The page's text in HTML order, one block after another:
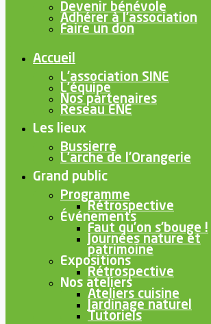
Devenir bénévole
Adhérer à l’association
Faire un don
Accueil
L’association SINE
L’équipe
Nos partenaires
Reseau ENE
Les lieux
Bussierre
L’arche de l’Orangerie
Grand public
Programme
Rétrospective
Événements
Faut qu’on s’bouge !
Journées nature et
patrimoine
Expositions
Rétrospective
Nos ateliers
Ateliers cuisine
Jardinage naturel
Tutoriels